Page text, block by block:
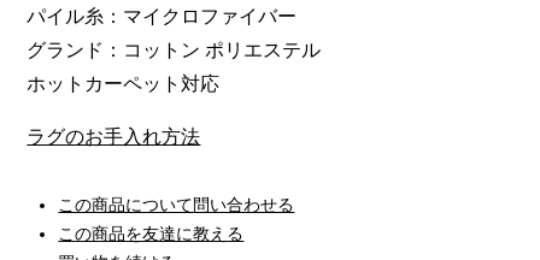
パイル糸：マイクロファイバー
グランド：コットン ポリエステル
ホットカーペット対応
ラグのお手入れ方法
この商品について問い合わせる
この商品を友達に教える